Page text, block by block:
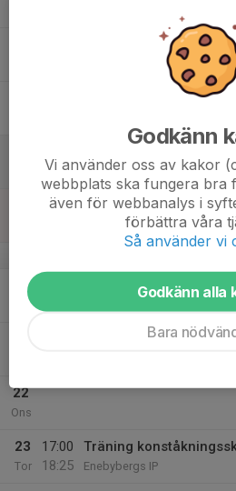
Träning
16:30
Träning
Enebybergs IP
20
Mån
22
Ons
23
Tor
17:00
18:25
Träning
Enebybergs IP
Godkänn
Vi använder oss av kakor
webbplats ska fungera bra
även för webbanalys i
förbättra våra
Så använder vi
Godkänn alla
Bara